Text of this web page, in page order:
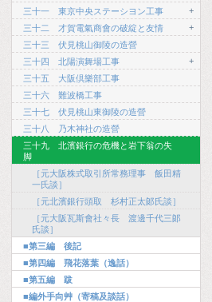
三十一 東京中央ステーシヨン工事
+
三十二 才賀電氣商會の破綻と友情
+
三十三 伏見桃山御陵の造營
三十四 北陽演舞場工事
+
三十五 大阪倶樂部工事
三十六 難波橋工事
三十七 伏見桃山東御陵の造營
三十八 乃木神社の造營
三十九 北濱銀行の危機と岩下翁の失
脚
［元大阪株式取引所常務理事 飯田精
一氏談］
［元北濱銀行頭取 杉村正太郞氏談］
［元大阪瓦斯會社々長 渡邊千代三郞
氏談］
■第三編 後記
■第四編 飛花落葉（逸話）
■第五編 跋
■編外手向艸（寄稿及談話）